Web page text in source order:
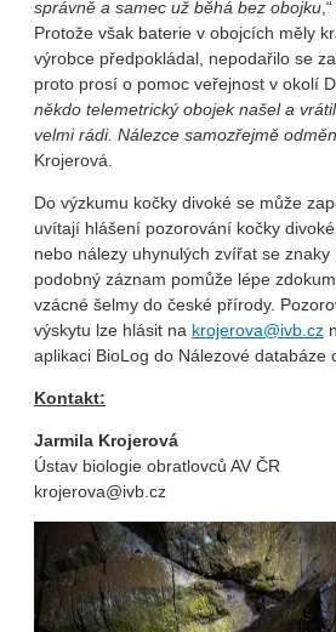
správně a samec už běhá bez obojku
Protože však baterie v obojcích měly
výrobce předpokládal, nepodařilo se
proto prosí o pomoc veřejnost v okolí
někdo telemetrický obojek našel a
velmi rádi. Nálezce samozřejmě
Krojerová.
Do výzkumu kočky divoké se může
uvítají hlášení pozorování kočky
nebo nálezy uhynulých zvířat se znaky
podobný záznam pomůže lépe
vzácné šelmy do české přírody.
výskytu lze hlásit na krojerova@ivb.cz
aplikaci BioLog do Nálezové databáze
Kontakt:
Jarmila Krojerová
Ústav biologie obratlovců AV ČR
krojerova@ivb.cz